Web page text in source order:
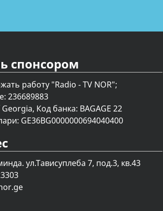
спонсором
работу "Radio - TV NOR";
236689883
Код банка: BAGAGE 22
GE36BG0000000694040400
ул.Тависуплеба 7, под.3, кв.43